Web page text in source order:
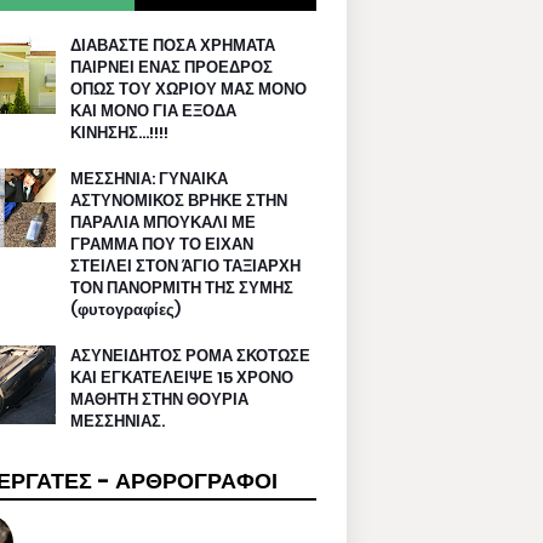
ΔΙΑΒΑΣΤΕ ΠΟΣΑ ΧΡΗΜΑΤΑ
ΠΑΙΡΝΕΙ ΕΝΑΣ ΠΡΟΕΔΡΟΣ
ΟΠΩΣ ΤΟΥ ΧΩΡΙΟΥ ΜΑΣ ΜΟΝΟ
ΚΑΙ ΜΟΝΟ ΓΙΑ ΕΞΟΔΑ
ΚΙΝΗΣΗΣ…!!!!
ΜΕΣΣΗΝΙΑ: ΓΥΝΑΙΚΑ
ΑΣΤΥΝΟΜΙΚΟΣ ΒΡΗΚΕ ΣΤΗΝ
ΠΑΡΑΛΙΑ ΜΠΟΥΚΑΛΙ ΜΕ
ΓΡΑΜΜΑ ΠΟΥ ΤΟ ΕΙΧΑΝ
ΣΤΕΙΛΕΙ ΣΤΟΝ ΆΓΙΟ ΤΑΞΙΑΡΧΗ
ΤΟΝ ΠΑΝΟΡΜΙΤΗ ΤΗΣ ΣΥΜΗΣ
(φυτογραφίες)
ΑΣΥΝΕΙΔΗΤΟΣ ΡΟΜΑ ΣΚΟΤΩΣΕ
ΚΑΙ ΕΓΚΑΤΕΛΕΙΨΕ 15 ΧΡΟΝΟ
ΜΑΘΗΤΗ ΣΤΗΝ ΘΟΥΡΙΑ
ΜΕΣΣΗΝΙΑΣ.
- ΑΡΘΡΟΓΡΑΦΟΙ